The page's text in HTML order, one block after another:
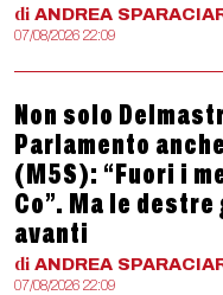
di ANDREA
07/08/2026 22:09
Non solo
Parlamento
(M5S): “Fuori i
Co”. Ma le
avanti
di ANDREA
07/08/2026 22:09